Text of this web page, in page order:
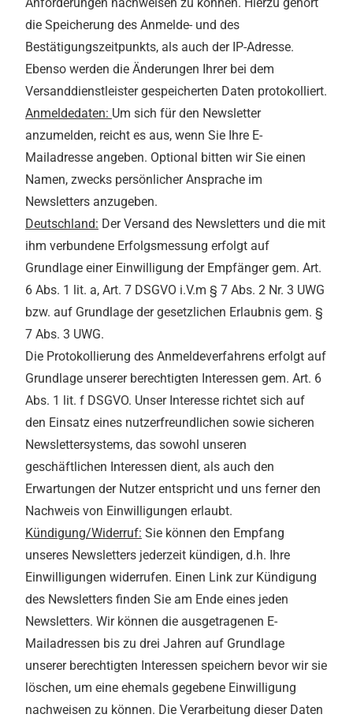
die Speicherung des Anmelde- und des
Bestätigungszeitpunkts, als auch der IP-Adresse.
Ebenso werden die Änderungen Ihrer bei dem
Versanddienstleister gespeicherten Daten protokolliert.
Anmeldedaten: Um sich für den Newsletter
anzumelden, reicht es aus, wenn Sie Ihre E-
Mailadresse angeben. Optional bitten wir Sie einen
Namen, zwecks persönlicher Ansprache im
Newsletters anzugeben.
Deutschland: Der Versand des Newsletters und die mit
ihm verbundene Erfolgsmessung erfolgt auf
Grundlage einer Einwilligung der Empfänger gem. Art.
6 Abs. 1 lit. a, Art. 7 DSGVO i.V.m § 7 Abs. 2 Nr. 3 UWG
bzw. auf Grundlage der gesetzlichen Erlaubnis gem. §
7 Abs. 3 UWG.
Die Protokollierung des Anmeldeverfahrens erfolgt auf
Grundlage unserer berechtigten Interessen gem. Art. 6
Abs. 1 lit. f DSGVO. Unser Interesse richtet sich auf
den Einsatz eines nutzerfreundlichen sowie sicheren
Newslettersystems, das sowohl unseren
geschäftlichen Interessen dient, als auch den
Erwartungen der Nutzer entspricht und uns ferner den
Nachweis von Einwilligungen erlaubt.
Kündigung/Widerruf: Sie können den Empfang
unseres Newsletters jederzeit kündigen, d.h. Ihre
Einwilligungen widerrufen. Einen Link zur Kündigung
des Newsletters finden Sie am Ende eines jeden
Newsletters. Wir können die ausgetragenen E-
Mailadressen bis zu drei Jahren auf Grundlage
unserer berechtigten Interessen speichern bevor wir sie
löschen, um eine ehemals gegebene Einwilligung
nachweisen zu können. Die Verarbeitung dieser Daten